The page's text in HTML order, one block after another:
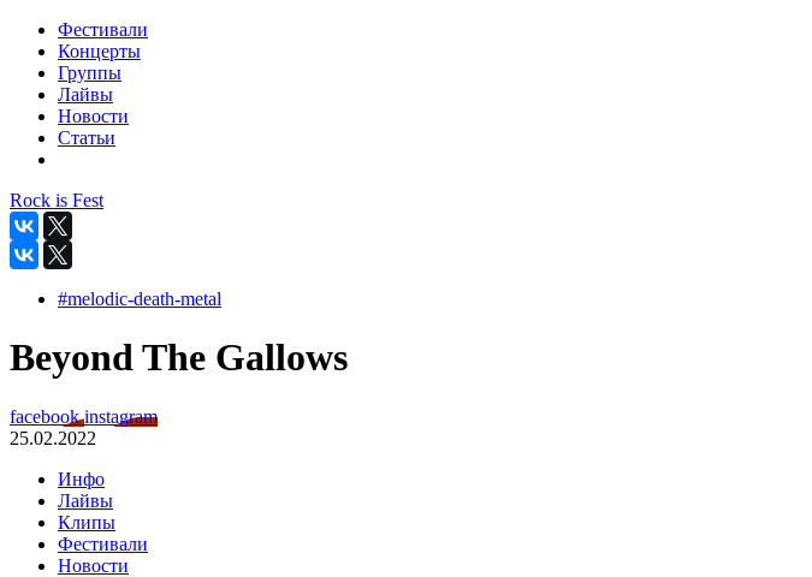
Фестивали
Концерты
Группы
Лайвы
Новости
Статьи
Rock is Fest
#melodic-death-metal
Beyond The Gallows
facebookinstagram
25.02.2022
Инфо
Лайвы
Клипы
Фестивали
Новости